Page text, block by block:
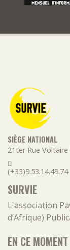
SIÈGE NATIONAL
21ter Rue Voltaire
(+33)9.53.14.49.74
SURVIE
L'association
d’Afrique)
EN CE MOMENT